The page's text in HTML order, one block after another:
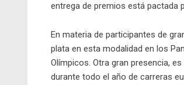
entrega de premios está pactada
En materia de participantes de
plata en esta modalidad en los
Olímpicos. Otra gran presencia,
durante todo el año de carreras